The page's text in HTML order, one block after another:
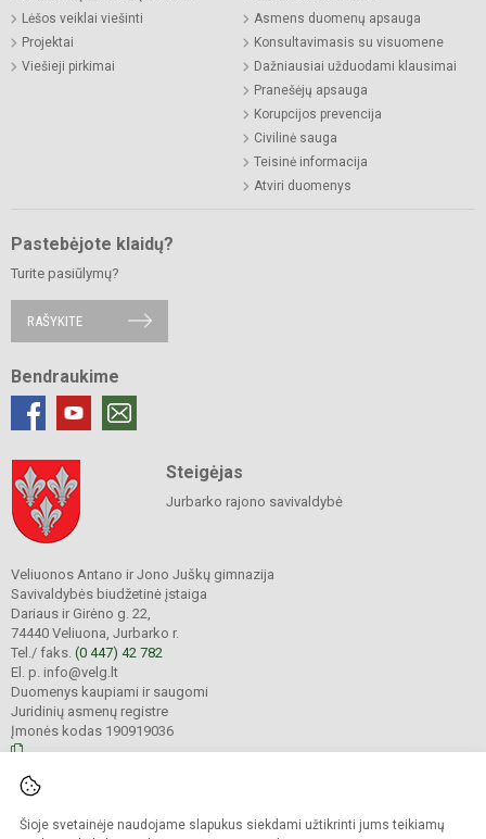
Šioje svetainėje naudojame slapukus siekdami užtikrinti jums teikiamų
Lėšos veiklai viešinti
Projektai
Viešieji pirkimai
Asmens duomenų apsauga
Konsultavimasis su visuomene
Dažniausiai užduodami klausimai
Pranešėjų apsauga
Korupcijos prevencija
Civilinė sauga
Teisinė informacija
Atviri duomenys
Pastebėjote klaidų?
Turite pasiūlymų?
RAŠYKITE
Bendraukime
Steigėjas
Jurbarko rajono savivaldybė
Veliuonos Antano ir Jono Juškų gimnazija
Savivaldybės biudžetinė įstaiga
Dariaus ir Girėno g. 22,
74440 Veliuona, Jurbarko r.
Tel./ faks. (0 447) 42 782
El. p. info@velg.lt
Duomenys kaupiami ir saugomi
Juridinių asmenų registre
Įmonės kodas 190919036
Kopijuoti turinį be raštiško gimnazijos administracijos sutikimo griežtai